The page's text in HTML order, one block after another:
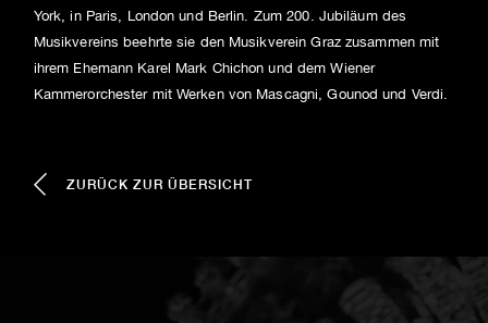
York, in Paris, London und Berlin. Zum 200. Jubiläum des
Musikvereins beehrte sie den Musikverein Graz zusammen mit
ihrem Ehemann Karel Mark Chichon und dem Wiener
Kammerorchester mit Werken von Mascagni, Gounod und Verdi.
ZURÜCK ZUR ÜBERSICHT